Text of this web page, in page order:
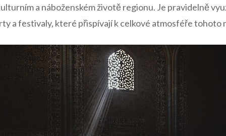
⁢a náboženském životě regionu. Je​ pravidelně
a festivaly, které přispívají k celkové atmosféře tohoto